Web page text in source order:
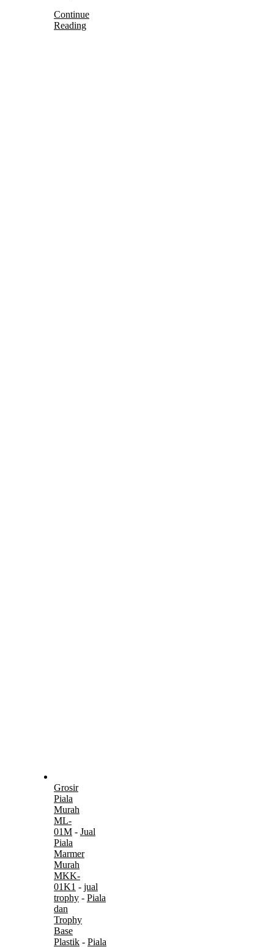
Continue
Reading
Grosir
Piala
Murah
ML-
01M - Jual
Piala
Marmer
Murah
MKK-
01K1 - jual
trophy - Piala
dan
Trophy
Base
Plastik - Piala